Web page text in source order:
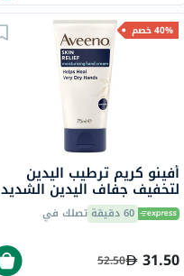
40% خصم
أفينو كريم ترطيب اليدين
لتخفيف جفاف اليدين الشديد
75 مل 60 دقيقة تصلك في
31.50
52.50